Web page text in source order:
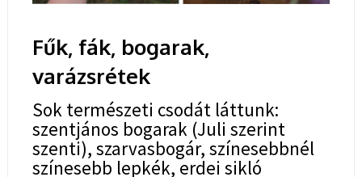
Fűk, fák, bogarak,
varázsrétek
Sok természeti csodát láttunk:
szentjános bogarak (Juli szerint
szenti), szarvasbogár, színesebbnél
színesebb lepkék, erdei sikló